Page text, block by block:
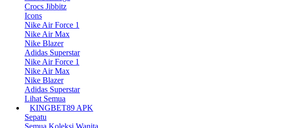
Crocs Jibbitz
Icons
Nike Air Force 1
Nike Air Max
Nike Blazer
Adidas Superstar
Nike Air Force 1
Nike Air Max
Nike Blazer
Adidas Superstar
Lihat Semua
KINGBET89 APK
Sepatu
Semua Koleksi Wanita